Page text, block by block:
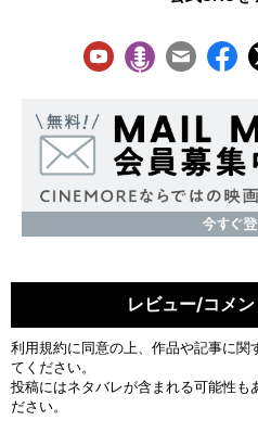
レビュー/コメ
利用規約に同意の上、作品や記事に関
てください。
投稿にはネタバレが含まれる可能性も
ださい。